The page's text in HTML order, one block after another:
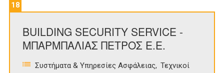
18
BUILDING SECURITY SERVICE -
ΜΠΑΡΜΠΑΛΙΑΣ ΠΕΤΡΟΣ Ε.Ε.
Συστήματα & Υπηρεσίες Ασφάλειας
Τεχνικοί